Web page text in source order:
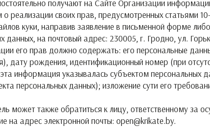
получают на Сайте Организации
реализации своих прав, предусмотренных статьями
куки, направив заявление в письменной форме
данных, на почтовый адрес: 230005, г. Гродно, ул.
его прав должно содержать: его персональные
дату рождения, идентификационный номер (при
информация указывалась субъектом персональных
персональных данных); изложение сути его
может также обратиться к лицу, ответственному за
на адрес электронной почты: open@krikate.by.